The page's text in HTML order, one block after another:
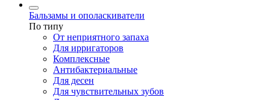
Бальзамы и ополаскиватели
По типу
От неприятного запаха
Для ирригаторов
Комплексные
Антибактериальные
Для десен
Для чувствительных зубов